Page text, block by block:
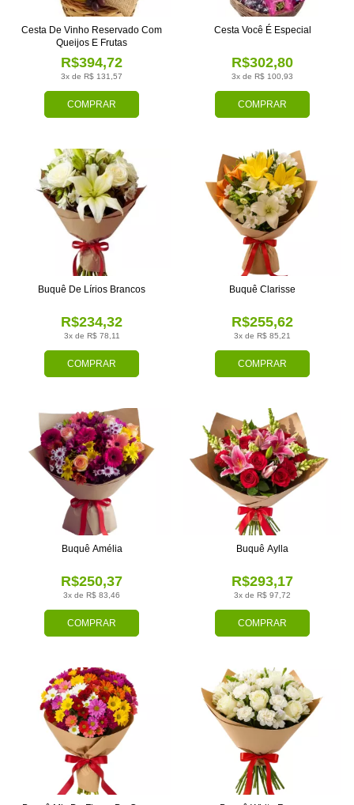
COMPRAR
3x de R$ 131,57
R$394,72
Cesta De Vinho Reservado Com
Queijos E Frutas
COMPRAR
3x de R$ 100,93
R$302,80
Cesta Você É Especial
COMPRAR
3x de R$ 78,11
R$234,32
Buquê De Lírios Brancos
COMPRAR
3x de R$ 85,21
R$255,62
Buquê Clarisse
COMPRAR
3x de R$ 83,46
R$250,37
Buquê Amélia
COMPRAR
3x de R$ 97,72
R$293,17
Buquê Aylla